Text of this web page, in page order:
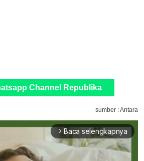
Channel Republika
sumber : Antara
arrow_forward_ios Baca selengkapnya